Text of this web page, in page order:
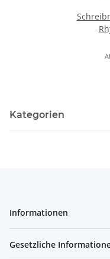
Kategorien
Informationen
Gesetzliche